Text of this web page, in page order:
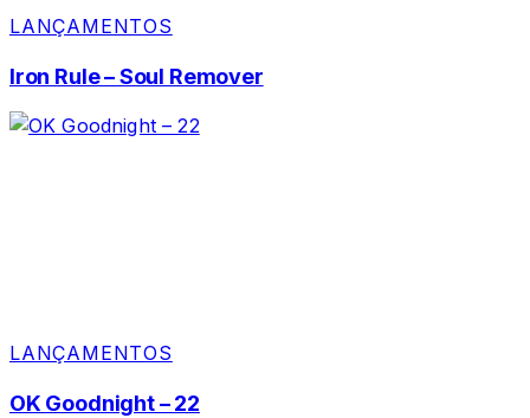
LANÇAMENTOS
Iron Rule – Soul Remover
LANÇAMENTOS
OK Goodnight – 22